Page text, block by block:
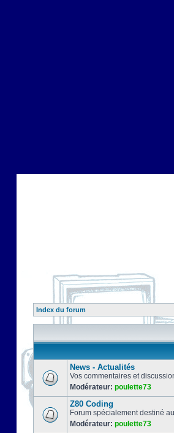
Index du forum
News - Actualités
Vos commentaires et
Modérateur: poulette73
Z80 Coding
Forum spécialement destiné
Modérateur: poulette73